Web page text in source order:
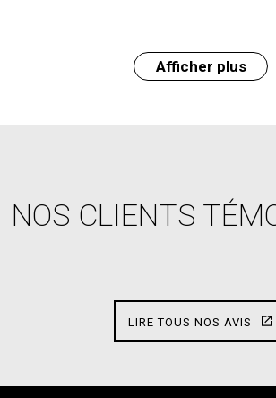
Afficher plus
NOS CLIENTS
LIRE TOUS NOS AVIS